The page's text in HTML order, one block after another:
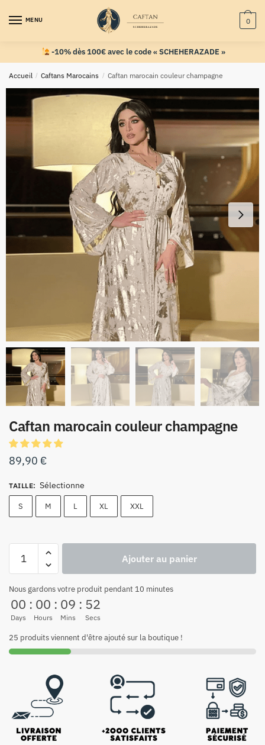
MENU 0
-10% dès 100€ avec le code « SCHEHERAZADE »
Accueil / Caftans Marocains / Caftan marocain couleur champagne
Caftan marocain couleur champagne
89,90 €
TAILLE: Sélectionne
S M L XL XXL
Ajouter au panier
Nous gardons votre produit pendant 10 minutes
00
Days
: 00
Hours
: 09
Mins
: 52
Secs
25 produits viennent d'être ajouté sur la boutique !